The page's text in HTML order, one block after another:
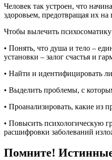
Человек так устроен, что
здоровьем, предотвращая их на
Чтобы вылечить
• Понять, что душа и тело –
установки – залог счастья и
• Найти и идентифицировать
• Выделить проблемы, с
• Проанализировать, какие из
• Повысить психологическую
расшифровки заболеваний
Помните! Истинные